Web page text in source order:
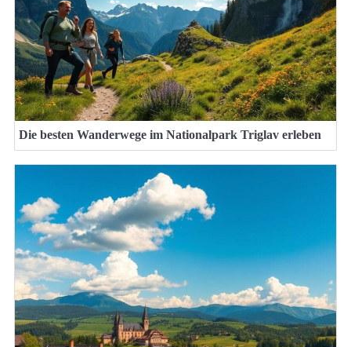
Die besten Wanderwege im Nationalpark Triglav erleben